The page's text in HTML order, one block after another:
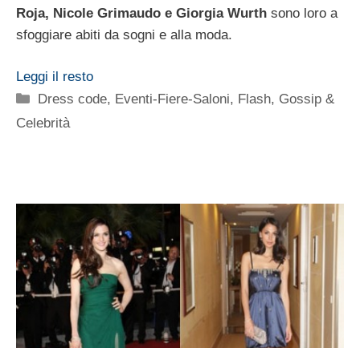
Roja, Nicole Grimaudo e Giorgia Wurth sono loro a
sfoggiare abiti da sogni e alla moda.
Leggi il resto
Categorie
Dress code, Eventi-Fiere-Saloni, Flash, Gossip &
Celebrità